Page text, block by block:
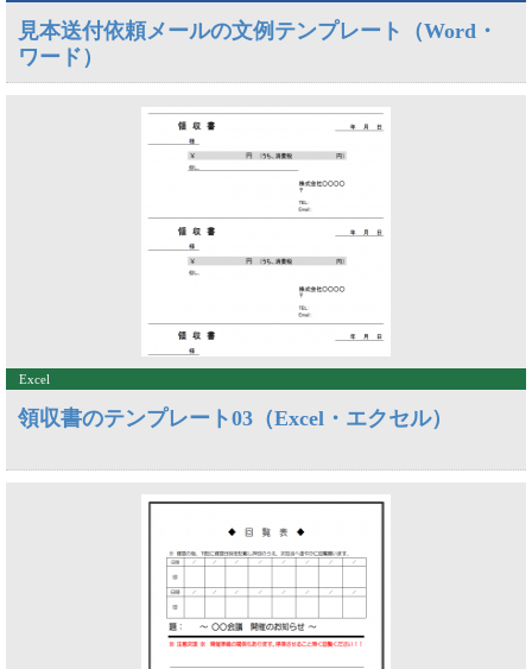
見本送付依頼メールの文例テンプレート（Word・
ワード）
Excel
領収書のテンプレート03（Excel・エクセル）